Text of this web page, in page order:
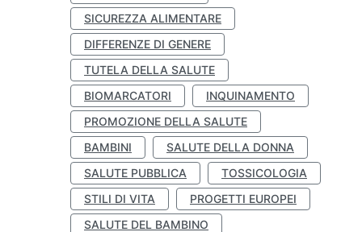
SICUREZZA ALIMENTARE
DIFFERENZE DI GENERE
TUTELA DELLA SALUTE
BIOMARCATORI
INQUINAMENTO
PROMOZIONE DELLA SALUTE
BAMBINI
SALUTE DELLA DONNA
SALUTE PUBBLICA
TOSSICOLOGIA
STILI DI VITA
PROGETTI EUROPEI
SALUTE DEL BAMBINO